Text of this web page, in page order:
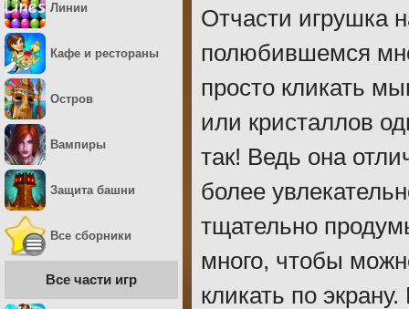
Отчасти игрушка
полюбившемся
просто кликать
или кристаллов
так! Ведь она
более
тщательно
много, чтобы
кликать по
Линии
Кафе и рестораны
Остров
Вампиры
Защита башни
Все сборники
Все части игр